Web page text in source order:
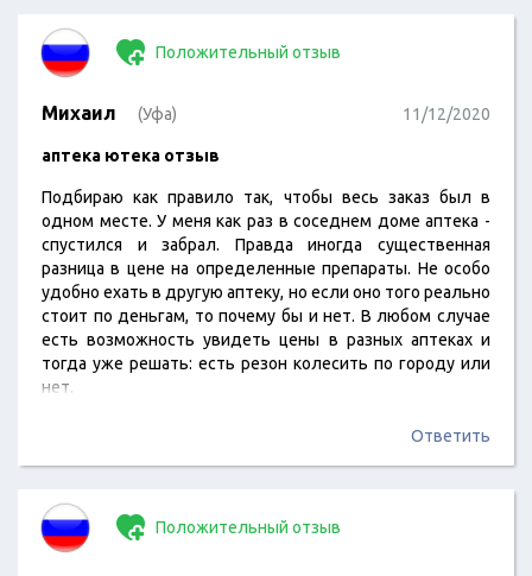
Положительный отзыв
Михаил (Уфа) 11/12/2020
аптека ютека отзыв
Подбираю как правило так, чтобы весь заказ был в
одном месте. У меня как раз в соседнем доме аптека -
спустился и забрал. Правда иногда существенная
разница в цене на определенные препараты. Не особо
удобно ехать в другую аптеку, но если оно того реально
стоит по деньгам, то почему бы и нет. В любом случае
есть возможность увидеть цены в разных аптеках и
тогда уже решать: есть резон колесить по городу или
нет.
Ответить
Положительный отзыв